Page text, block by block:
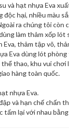
và hạt nhựa Eva
độc hại, nhiều màu
ra chúng tôi còn
làm thảm xốp lót
Eva, thảm tập võ,
Eva dùng lót
thao, khu vui chơi
hàng toàn quốc.
nhựa Eva.
và hạn chế chấn
tấm lại với nhau